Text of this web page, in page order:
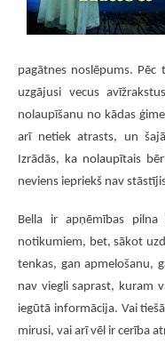
pagātnes noslēpums.
uzgājusi vecus
nolaupīšanu no kādas
arī netiek atrasts, un
Izrādās, ka nolaupītais
neviens iepriekš nav
Bella ir apņēmības
notikumiem, bet, sākot
tenkas, gan apmelošanu,
nav viegli saprast, kuram
iegūtā informācija. Vai
mirusi, vai arī vēl ir cerība